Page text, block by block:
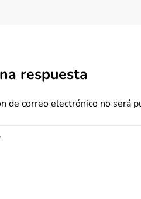
respuesta
de correo electrónico no será